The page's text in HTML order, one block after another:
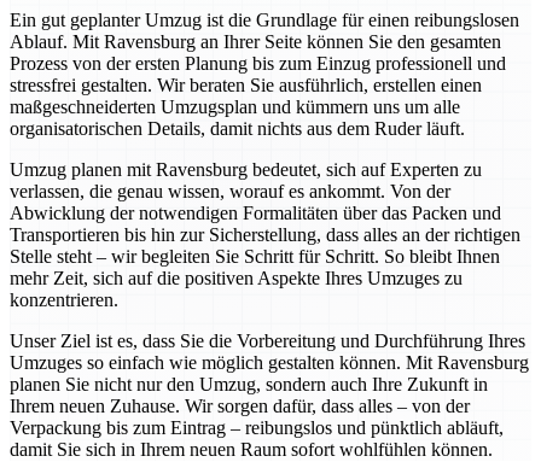
Ein gut geplanter Umzug ist die Grundlage für einen reibungslosen
Ablauf. Mit Ravensburg an Ihrer Seite können Sie den gesamten
Prozess von der ersten Planung bis zum Einzug professionell und
stressfrei gestalten. Wir beraten Sie ausführlich, erstellen einen
maßgeschneiderten Umzugsplan und kümmern uns um alle
organisatorischen Details, damit nichts aus dem Ruder läuft.
Umzug planen mit Ravensburg bedeutet, sich auf Experten zu
verlassen, die genau wissen, worauf es ankommt. Von der
Abwicklung der notwendigen Formalitäten über das Packen und
Transportieren bis hin zur Sicherstellung, dass alles an der richtigen
Stelle steht – wir begleiten Sie Schritt für Schritt. So bleibt Ihnen
mehr Zeit, sich auf die positiven Aspekte Ihres Umzuges zu
konzentrieren.
Unser Ziel ist es, dass Sie die Vorbereitung und Durchführung Ihres
Umzuges so einfach wie möglich gestalten können. Mit Ravensburg
planen Sie nicht nur den Umzug, sondern auch Ihre Zukunft in
Ihrem neuen Zuhause. Wir sorgen dafür, dass alles – von der
Verpackung bis zum Eintrag – reibungslos und pünktlich abläuft,
damit Sie sich in Ihrem neuen Raum sofort wohlfühlen können.